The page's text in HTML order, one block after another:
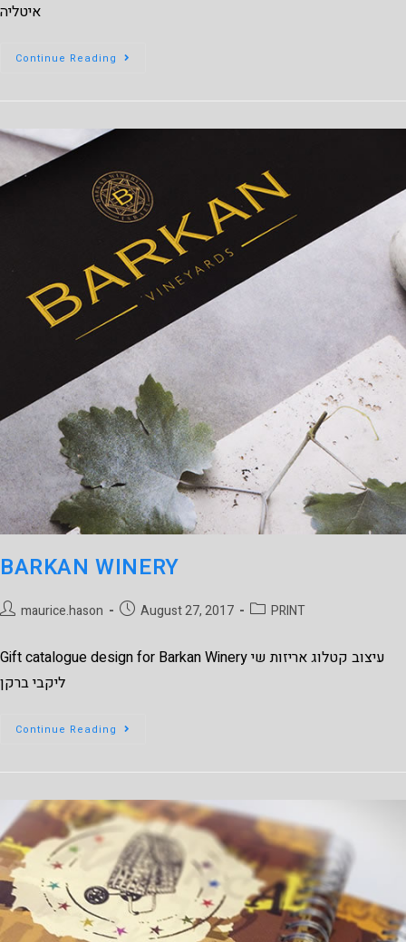
איטליה
Continue Reading
BARKAN WINERY
maurice.hason August 27, 2017 PRINT
Gift catalogue design for Barkan Winery עיצוב קטלוג אריזות שי
ליקבי ברקן
Continue Reading